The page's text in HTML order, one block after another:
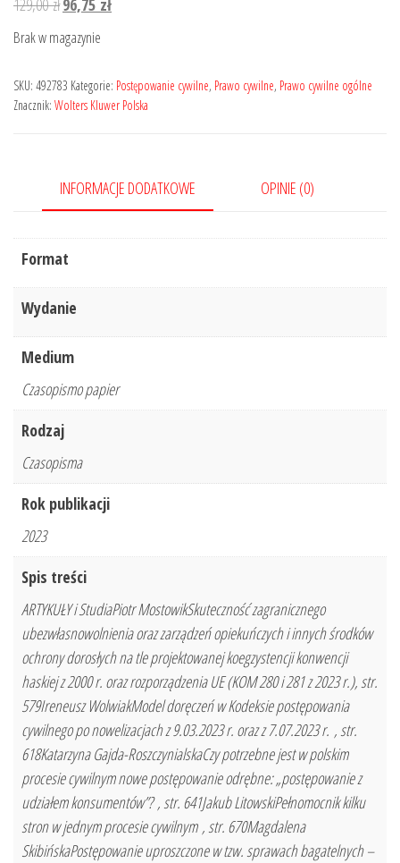
129,00zł
wynosiła:
129,00 zł.
96,75 zł
96,75 zł.
Brak w magazynie
SKU: 492783 Kategorie: Postępowanie cywilne, Prawo cywilne, Prawo cywilne ogólne
Znacznik: Wolters Kluwer Polska
INFORMACJE DODATKOWE OPINIE (0)
Format
Wydanie
Medium
Czasopismo papier
Rodzaj
Czasopisma
Rok publikacji
2023
Spis treści
ARTYKUŁY i StudiaPiotr MostowikSkuteczność zagranicznego
ubezwłasnowolnienia oraz zarządzeń opiekuńczych i innych środków
ochrony dorosłych na tle projektowanej koegzystencji konwencji
haskiej z 2000 r. oraz rozporządzenia UE (KOM 280 i 281 z 2023 r.), str.
579Ireneusz WolwiakModel doręczeń w Kodeksie postępowania
cywilnego po nowelizacjach z 9.03.2023 r. oraz z 7.07.2023 r. , str.
618Katarzyna Gajda-RoszczynialskaCzy potrzebne jest w polskim
procesie cywilnym nowe postępowanie odrębne: „postępowanie z
udziałem konsumentów”? , str. 641Jakub LitowskiPełnomocnik kilku
stron w jednym procesie cywilnym , str. 670Magdalena
SkibińskaPostępowanie uproszczone w tzw. sprawach bagatelnych –